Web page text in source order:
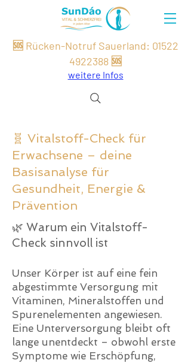
🆘 Rücken-Notruf Sauerland: 01522
4922388 🆘
weitere Infos
🧬 Vitalstoff-Check für
Erwachsene – deine
Basisanalyse für
Gesundheit, Energie &
Prävention
🌿 Warum ein Vitalstoff-
Check sinnvoll ist
Unser Körper ist auf eine fein
abgestimmte Versorgung mit
Vitaminen, Mineralstoffen und
Spurenelementen angewiesen.
Eine Unterversorgung bleibt oft
lange unentdeckt – obwohl erste
Symptome wie Erschöpfung,